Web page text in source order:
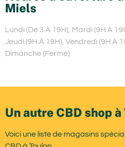
Miels
Lundi (De 3 À 19H), Mardi (9H À
Jeudi (9H À 19H), Vendredi (9H À
Dimanche (Fermé)
Un autre CBD shop à
Voici une liste de magasins